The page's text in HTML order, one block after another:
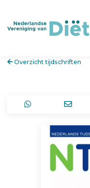
Overzicht tijdschriften